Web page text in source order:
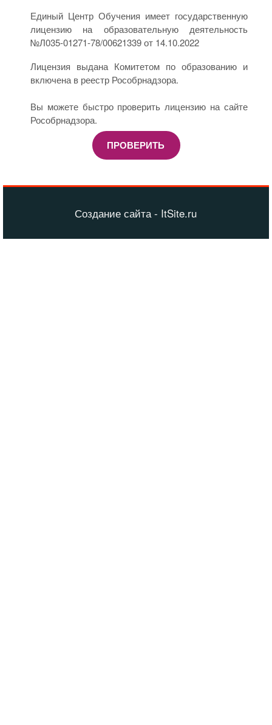
Единый Центр Обучения имеет государственную
лицензию на образовательную деятельность
№Л035-01271-78/00621339 от 14.10.2022
Лицензия выдана Комитетом по образованию и
включена в реестр Рособрнадзора.
Вы можете быстро проверить лицензию на сайте
Рособрнадзора.
ПРОВЕРИТЬ
Создание сайта - ItSite.ru